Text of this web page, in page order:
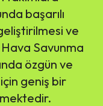
başarılı
ve
Savunma
özgün ve
geniş bir